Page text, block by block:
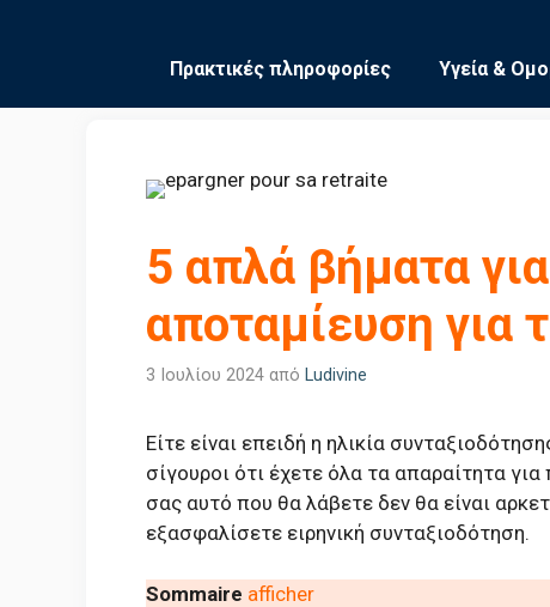
Πρακτικές πληροφορίες Υγεία &
5 απλά βήματα
αποταμίευση για
3 Ιουλίου 2024 από Ludivine
Είτε είναι επειδή η ηλικία
σίγουροι ότι έχετε όλα τα απαραίτητα
σας αυτό που θα λάβετε δεν θα είναι
εξασφαλίσετε ειρηνική συνταξιοδότηση.
Sommaire afficher